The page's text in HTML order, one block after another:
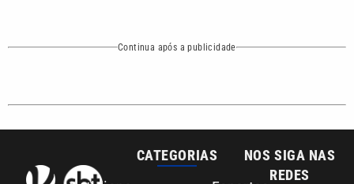
Sobre nós